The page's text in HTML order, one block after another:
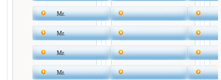
Mr.
Mr.
Mr.
Mr.